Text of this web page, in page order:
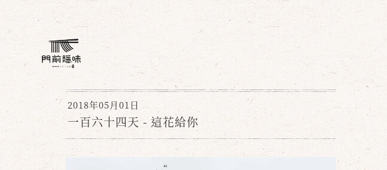
2018年05月01日
一百六十四天 - 這花給你